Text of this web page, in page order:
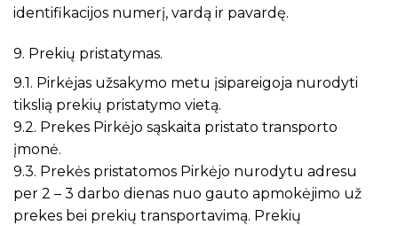
identifikacijos numerį, vardą ir pavardę.
9. Prekių pristatymas.
9.1. Pirkėjas užsakymo metu įsipareigoja nurodyti
tikslią prekių pristatymo vietą.
9.2. Prekes Pirkėjo sąskaita pristato transporto
įmonė.
9.3. Prekės pristatomos Pirkėjo nurodytu adresu
per 2 – 3 darbo dienas nuo gauto apmokėjimo už
prekes bei prekių transportavimą. Prekių